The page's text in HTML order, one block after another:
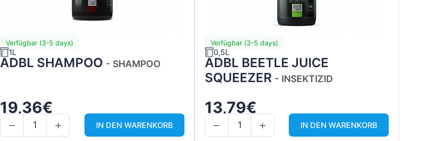
Verfügbar (3-5 days)
1L
ADBL SHAMPOO - SHAMPOO
19,36€
IN DEN WARENKORB
Verfügbar (3-5 days)
0,5L
ADBL BEETLE JUICE
SQUEEZER - INSEKTIZID
13,79€
IN DEN WARENKORB